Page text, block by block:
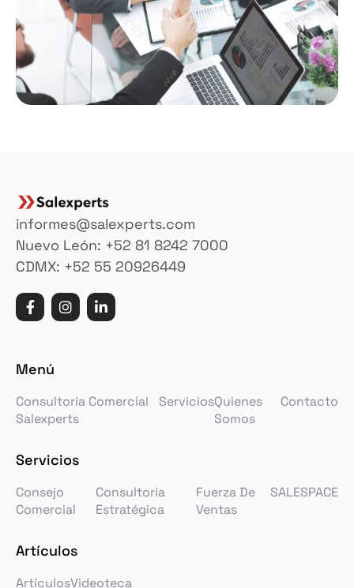
informes@salexperts.com
Nuevo León: +52 81 8242 7000
CDMX: +52 55 20926449
Menú
Consultoría Comercial
Salexperts
ServiciosQuienes
Somos
Contacto
Servicios
Consejo
Comercial
Consultoría
Estratégica
Fuerza De
Ventas
SALESPACE
Artículos
ArtículosVideoteca